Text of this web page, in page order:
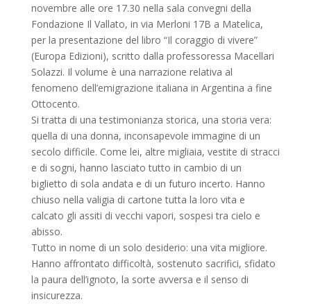
novembre alle ore 17.30 nella sala convegni della
Fondazione Il Vallato, in via Merloni 17B a Matelica,
per la presentazione del libro “Il coraggio di vivere”
(Europa Edizioni), scritto dalla professoressa Macellari
Solazzi. Il volume è una narrazione relativa al
fenomeno dell’emigrazione italiana in Argentina a fine
Ottocento.
Si tratta di una testimonianza storica, una storia vera:
quella di una donna, inconsapevole immagine di un
secolo difficile. Come lei, altre migliaia, vestite di stracci
e di sogni, hanno lasciato tutto in cambio di un
biglietto di sola andata e di un futuro incerto. Hanno
chiuso nella valigia di cartone tutta la loro vita e
calcato gli assiti di vecchi vapori, sospesi tra cielo e
abisso.
Tutto in nome di un solo desiderio: una vita migliore.
Hanno affrontato difficoltà, sostenuto sacrifici, sfidato
la paura dell’ignoto, la sorte avversa e il senso di
insicurezza.